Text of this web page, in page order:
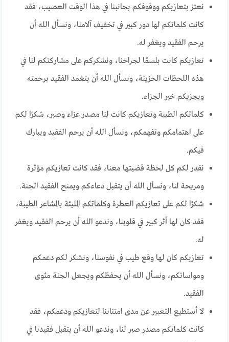
نعتز بتعازيكم ووقوفكم بجانبنا في هذا الوقت العصيب، فقد
كانت كلماتكم لها دور كبير في تخفيف آلامنا، ونسأل الله أن
يرحم الفقيد ويغفر له.
تعازيكم كانت بلسمًا لجراحنا، ونشكركم على مشاركتكم لنا في
هذه اللحظات الحزينة، ونسأل الله أن يتغمد الفقيد برحمته
ويجزيكم خير الجزاء.
كلماتكم الطيبة وتعازيكم كانت لنا مصدر عزاء وصبر، شكرًا لكم
على اهتمامكم وتفهمكم، ونسأل الله أن يرحم الفقيد ويبارك
فيكم.
نقدر لكم كل لحظة قضيتها معنا، فقد كانت تعازيكم مؤثرة
ومريحة لنا، ونسأل الله أن يتقبل دعاءكم ويمنح الفقيد الجنة.
شكرًا لكم على تعازيكم العطرة وكلماتكم المليئة بالمشاعر الطيبة،
فقد كان لها أثر كبير في قلوبنا، وندعو الله أن يرحم الفقيد ويغفر
له.
تعازيكم كان لها وقع طيب في نفوسنا، ونشكر لكم دعمكم
ومواساتكم، ونسأل الله أن يحفظكم ويجعل الجنة مثوى
الفقيد.
لا أستطيع التعبير عن مدى امتناننا لتعازيكم ودعمكم، فقد
كانت كلماتكم مصدر صبر لنا، وندعو الله أن يتقبل فقيدنا في